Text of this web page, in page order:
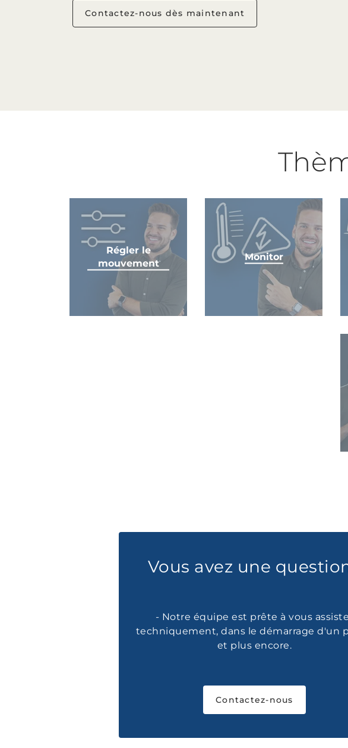
Contactez-nous dès maintenant
Régler le
mouvement
Monitor
Vous avez une
- Notre équipe est prête à vous
techniquement, dans le démarrage d'un
et plus encore.
Contactez-nous